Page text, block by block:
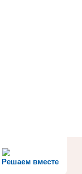
Решаем вместе